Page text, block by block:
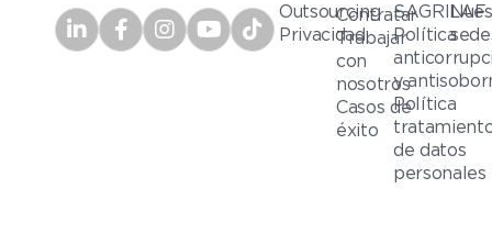
Outsourcing
Privacidad
Contratar
Trabajar
con
nosotros
Casos de
éxito
SAGRILAF
Política
y
Política
de datos
personales